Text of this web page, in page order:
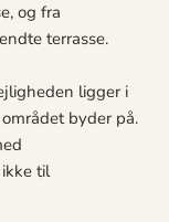
og fra
terrasse.
ligger i
byder på.
til